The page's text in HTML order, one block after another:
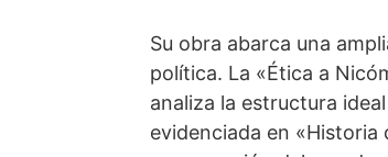
Su obra abarca una
política. La «Ética a
analiza la estructura
evidenciada en «Historia